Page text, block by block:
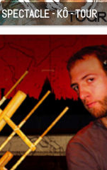
SPECTACLE - KÔ - TOUR